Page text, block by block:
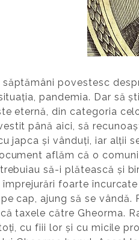
povestesc
pandemia. Dar să
eternă, din categoria
până aici, să
japca și vânduți, iar alții
aflăm că o
să-i plătească și
împrejurări foarte
cap, ajung să se
taxele către Gheorma.
cu fiii lor și cu micile